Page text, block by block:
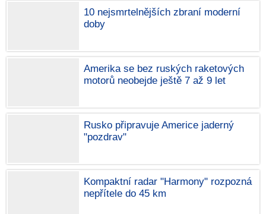
10 nejsmrtelnějších zbraní moderní
doby
Amerika se bez ruských raketových
motorů neobejde ještě 7 až 9 let
Rusko připravuje Americe jaderný
"pozdrav"
Kompaktní radar "Harmony" rozpozná
nepřítele do 45 km